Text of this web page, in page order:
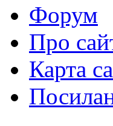
Форум
Про
Карта